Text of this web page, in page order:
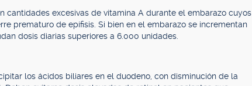
cantidades excesivas de vitamina A durante el embarazo cuyos
prematuro de epífisis. Si bien en el embarazo se incrementan
dosis diarias superiores a 6.000 unidades.
los ácidos biliares en el duodeno, con disminución de la